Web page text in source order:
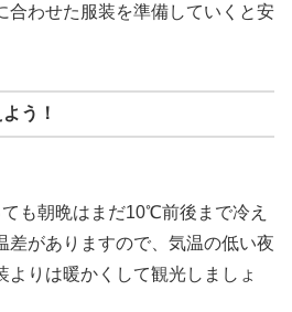
合わせた服装を準備していくと安
う！
も朝晩はまだ10℃前後まで冷え
差がありますので、気温の低い夜
よりは暖かくして観光しましょ